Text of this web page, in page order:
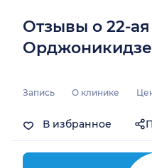
Отзывы о 22-
Орджоникидзе
Запись О клинике
В избранное